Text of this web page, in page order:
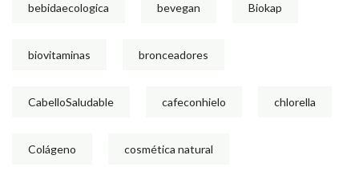
bebidaecologica bevegan Biokap
biovitaminas bronceadores
CabelloSaludable cafeconhielo chlorella
Colágeno cosmética natural